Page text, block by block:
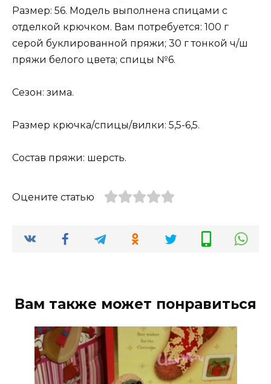
Размер: 56. Модель выполнена спицами с
отделкой крючком. Вам потребуется: 100 г
серой буклированной пряжи; 30 г тонкой ч/ш
пряжи белого цвета; спицы №6.
Сезон: зима.
Размер крючка/спицы/вилки: 5,5-6,5.
Состав пряжи: шерсть.
Оцените статью
Вам также может понравиться